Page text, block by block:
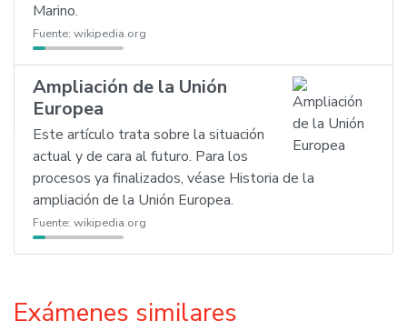
Marino.
Fuente: wikipedia.org
Ampliación de la Unión
Europea
Este artículo trata sobre la situación
actual y de cara al futuro. Para los
procesos ya finalizados, véase Historia de la
ampliación de la Unión Europea.
Fuente: wikipedia.org
Exámenes similares